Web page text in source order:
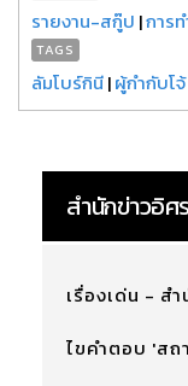
รายงาน-สกู๊ป |การ
TAGS
ลัมโบร์กินี|ผู้กำกับโจ้
สำนักข่าวอิศ
เรื่องเด่น - ส
ไขคำตอบ 'ส